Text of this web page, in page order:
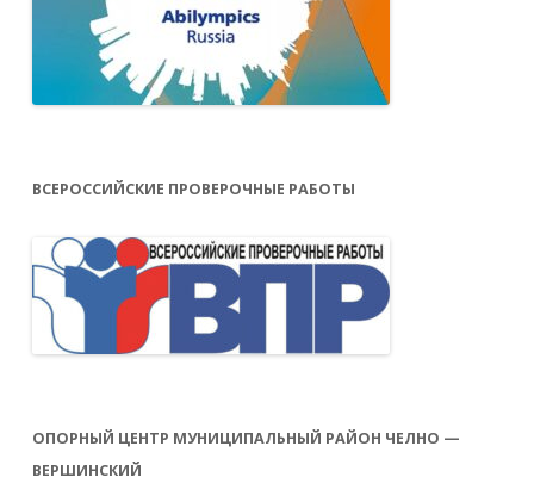
ВСЕРОССИЙСКИЕ ПРОВЕРОЧНЫЕ РАБОТЫ
ОПОРНЫЙ ЦЕНТР МУНИЦИПАЛЬНЫЙ РАЙОН ЧЕЛНО —
ВЕРШИНСКИЙ